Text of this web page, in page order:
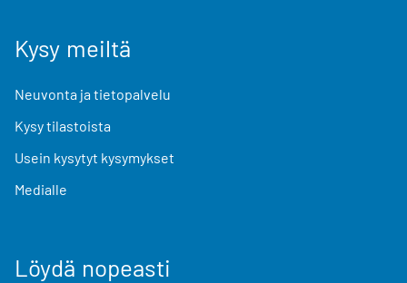
Kysy meiltä
Neuvonta ja tietopalvelu
Kysy tilastoista
Usein kysytyt kysymykset
Medialle
Löydä nopeasti